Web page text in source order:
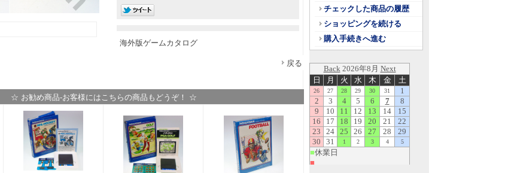
海外版ゲームカタログ
戻る
☆ お勧め商品-お客様にはこちらの商品もどうぞ！ ☆
チェックした商品の履歴
ショッピングを続ける
購入手続きへ進む